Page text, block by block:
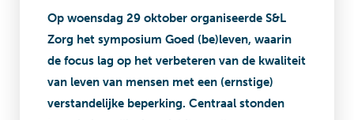
Op woensdag 29 oktober organiseerde S&L
Zorg het symposium Goed (be)leven, waarin
de focus lag op het verbeteren van de kwaliteit
van leven van mensen met een (ernstige)
verstandelijke beperking. Centraal stonden